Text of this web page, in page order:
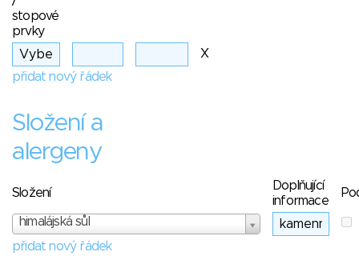
stopové
prvky
X
přidat nový řádek
Složení a
alergeny
Složení
Doplňující
informace
himalájská sůl
přidat nový řádek